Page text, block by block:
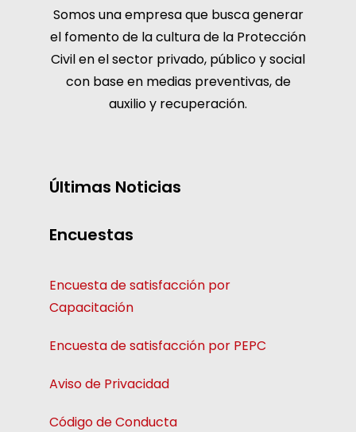
Somos una empresa que busca generar
el fomento de la cultura de la Protección
Civil en el sector privado, público y social
con base en medias preventivas, de
auxilio y recuperación.
Últimas Noticias
Encuestas
Encuesta de satisfacción por
Capacitación
Encuesta de satisfacción por PEPC
Aviso de Privacidad
Código de Conducta